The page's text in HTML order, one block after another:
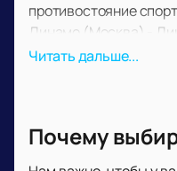
противостояние
Динамо (Москва) -
яркое и
Узнайте, что такое
Читать дальше...
Почему